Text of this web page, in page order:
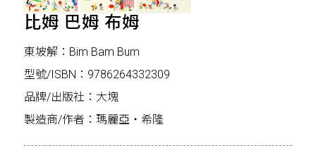
比姆 巴姆 布姆
東坡解：Bim Bam Bum
型號/ISBN：9786264332309
品牌/出版社：大塊
製造商/作者：瑪麗亞・希隆